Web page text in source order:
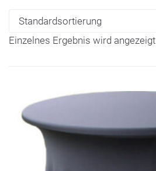
Einzelnes Ergebnis wird angezeigt